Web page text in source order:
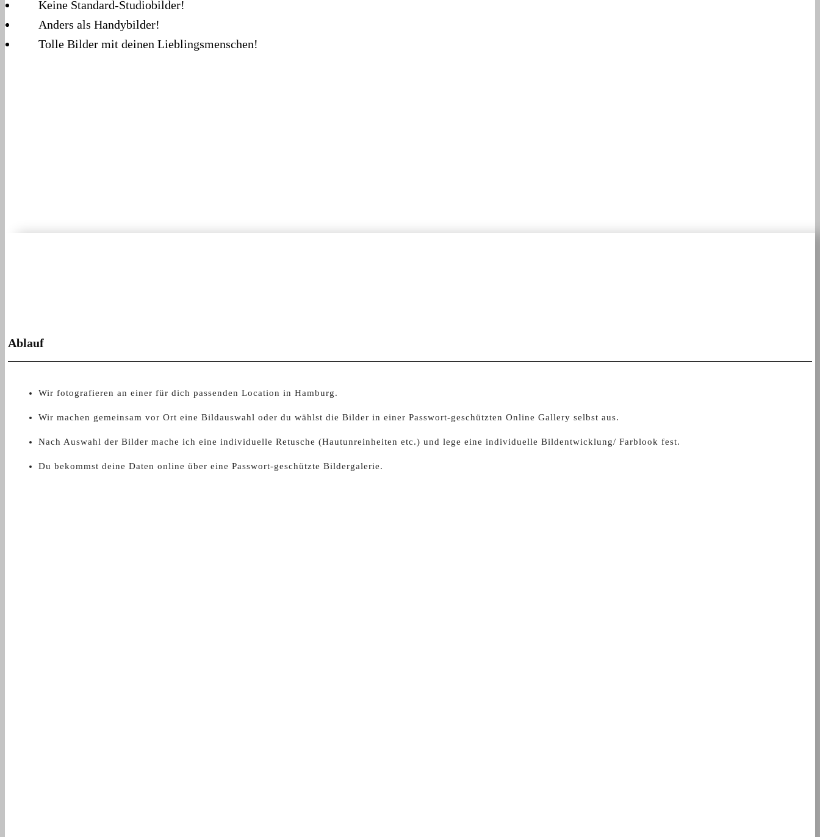
Keine Standard-Studiobilder!
Anders als Handybilder!
Tolle Bilder mit deinen Lieblingsmenschen!
Ablauf
Wir fotografieren an einer für dich passenden Location in Hamburg.
Wir machen gemeinsam vor Ort eine Bildauswahl oder du wählst die Bilder in einer Passwort-geschützten Online Gallery selbst aus.
Nach Auswahl der Bilder mache ich eine individuelle Retusche (Hautunreinheiten etc.) und lege eine individuelle Bildentwicklung/ Farblook fest.
Du bekommst deine Daten online über eine Passwort-geschützte Bildergalerie.